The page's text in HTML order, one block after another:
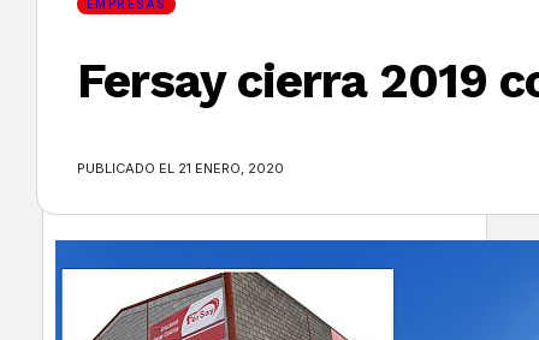
EMPRESAS
Fersay cierra 2019
PUBLICADO EL 21 ENERO, 2020